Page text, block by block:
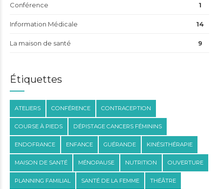
Conférence 1
Information Médicale 14
La maison de santé 9
Étiquettes
ATELIERS CONFÉRENCE CONTRACEPTION
COURSE À PIEDS DÉPISTAGE CANCERS FÉMININS
ENDOFRANCE ENFANCE GUÉRANDE KINÉSITHÉRAPIE
MAISON DE SANTÉ MÉNOPAUSE NUTRITION OUVERTURE
PLANNING FAMILIAL SANTÉ DE LA FEMME THÉÂTRE